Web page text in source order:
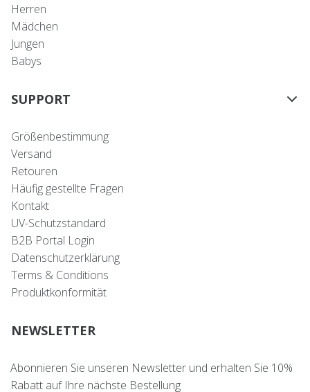
Herren
Mädchen
Jungen
Babys
SUPPORT
Größenbestimmung
Versand
Retouren
Häufig gestellte Fragen
Kontakt
UV-Schutzstandard
B2B Portal Login
Datenschutzerklärung
Terms & Conditions
Produktkonformität
NEWSLETTER
Abonnieren Sie unseren Newsletter und erhalten Sie 10%
Rabatt auf Ihre nächste Bestellung